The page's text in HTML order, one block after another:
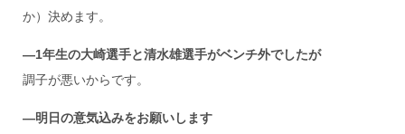
か）決めます。
―1年生の大崎選手と清水雄選手がベンチ外でしたが
調子が悪いからです。
―明日の意気込みをお願いします